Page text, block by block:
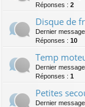
Réponses : 2
Disque de
Dernier
Réponses : 10
Temp
Dernier
Réponses : 1
Petites
Dernier